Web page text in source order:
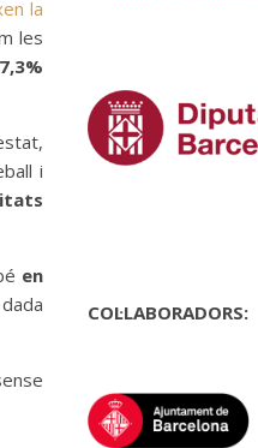
la
les
i
en
COL·LABORADORS: